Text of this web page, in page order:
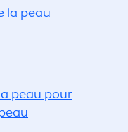
la peau
peau pour